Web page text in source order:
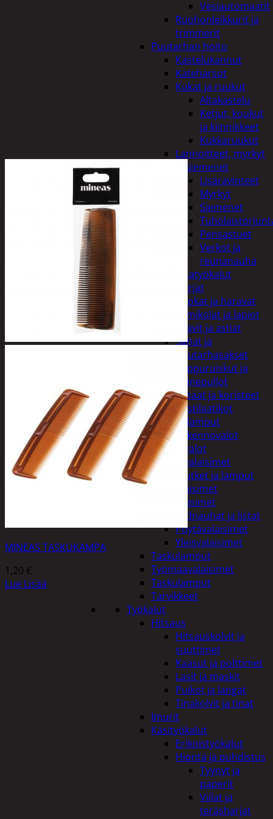
Vesiautomaatit
Ruohonleikkurit ja
trimmerit
Puutarhan hoito
Kastelukannut
Kateharsot
Kukat ja ruukut
Altakastelu
Ketjut, koukut
ja kiinnikkeet
Kukkaruukut
Lannoitteet, myrkyt
ja siemenet
Lisäravinteet
Myrkyt
Siemenet
Pensastuet
Verkot ja
reunanauha
Puutarhatyökalut
Harjat
Kuokat ja haravat
Lumikolat ja lapiot
Saavit ja astiat
Sahat ja
puutarhasakset
Reppuruiskut ja
painepullot
Pihapatsaat ja koristeet
Postilaatikot
Valaisimet ja lamput
Aurinkokennovalot
Koristevalot
Koristevalaisimet
Loisteputket ja lamput
Pihavalaisimet
Sisävalaisimet
Lednauhat ja listat
Pöytävalaisimet
Yleisvalaisimet
Taskulamput
Työmaavalaisimet
Taskulamput
Tarvikkeet
Työkalut
Hitsaus
Hitsauskolvit ja
suuttimet
Kaasut ja polttimet
Lasit ja maskit
Puikot ja langat
Tinakolvit ja tinat
Imurit
Käsityökalut
Erikoistyökalut
Hionta ja puhdistus
Tyynyt ja
paperit
Viilat ja
teräsharjat
MINEAS TASKUKAMPA
1,20 €
Lue Lisää